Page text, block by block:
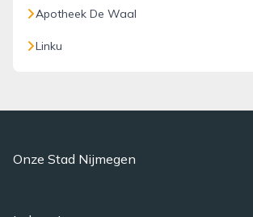
Apotheek De Waal
Linku
Onze Stad Nijmegen